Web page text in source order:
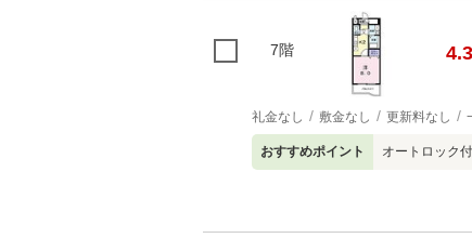
7階
礼金なし 敷金なし 更新料なし
おすすめポイント オートロック